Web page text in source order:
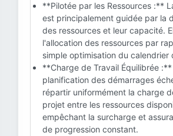
**Pilotée par les Ressources :**
est principalement guidée par la
des ressources et leur capacité.
l'allocation des ressources par
simple optimisation du calendrier
**Charge de Travail Équilibrée :**
planification des démarrages
répartir uniformément la charge
projet entre les ressources
empêchant la surcharge et
de progression constant.